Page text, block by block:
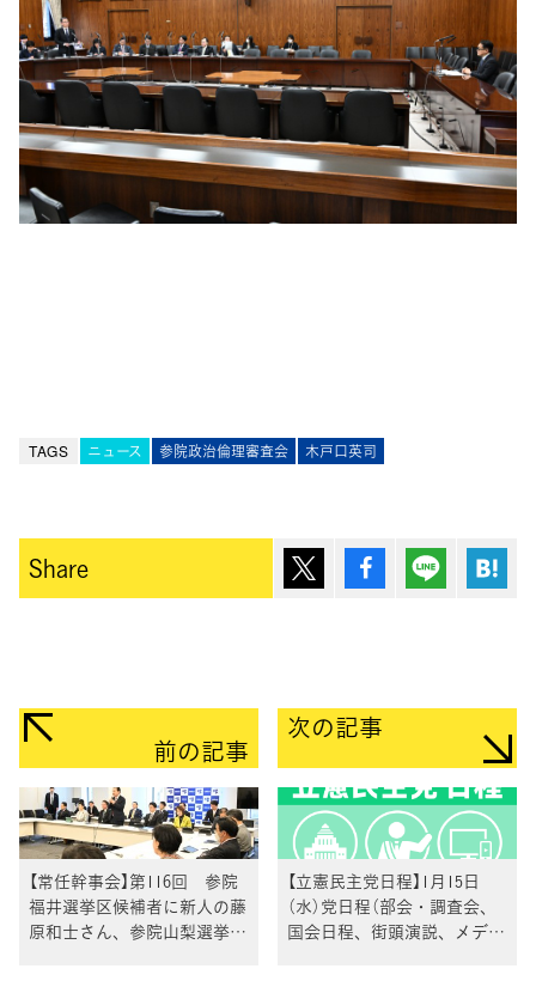
TAGS ニュース 参院政治倫理審査会 木戸口英司
Share ポスト シェア Lineで送
前の記事
【常任幹事会】第116回 参院
福井選挙区候補者に新人の藤
原和士さん、参院山梨選挙区
次の記事
【立憲民主党日程】1月15日
（水）党日程（部会・調査会、
国会日程、街頭演説、メディ